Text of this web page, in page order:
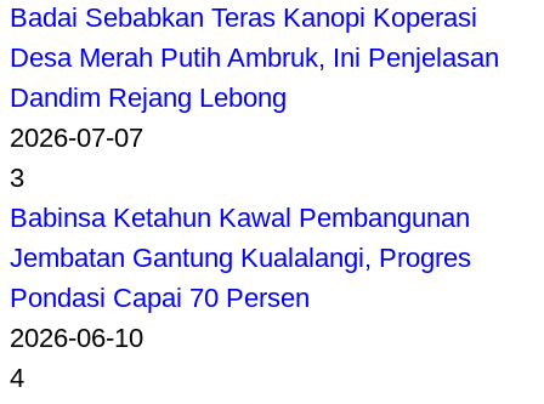
Badai Sebabkan Teras Kanopi Koperasi
Desa Merah Putih Ambruk, Ini Penjelasan
Dandim Rejang Lebong
2026-07-07
3
Babinsa Ketahun Kawal Pembangunan
Jembatan Gantung Kualalangi, Progres
Pondasi Capai 70 Persen
2026-06-10
4